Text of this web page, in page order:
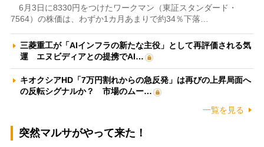
6月3日に8330円をつけたワークマン（東証スタンダード・
7564）の株価は、わずか1カ月あまりで約34％下落…
三菱重工が「AIインフラの新たな主役」として再評価される気
運 エヌビディアとの提携でAI…
キオクシアHD「7万円割れからの急反発」は再びの上昇局面へ
の反転シグナルか？ 市場のムー…
一覧を見る
突然マルサがやって来た！